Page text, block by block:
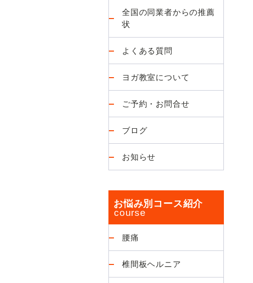
全国の同業者からの推薦
状
よくある質問
ヨガ教室について
ご予約・お問合せ
ブログ
お知らせ
お悩み別コース紹介
腰痛
椎間板ヘルニア